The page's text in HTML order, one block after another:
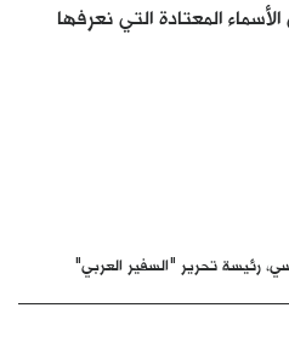
الأسماء المعتادة التي نعرفها
رئيسة تحرير "السفير العربي"